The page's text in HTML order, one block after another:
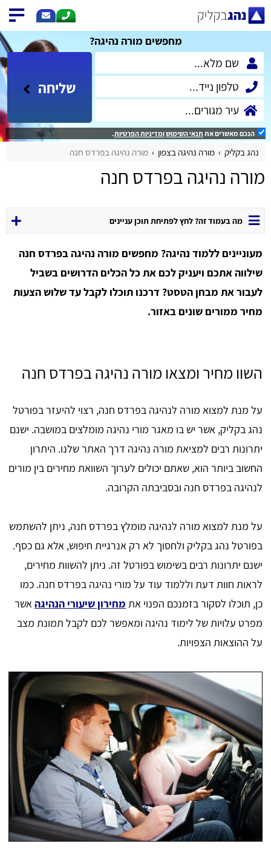
מחפשים מורה נהיגה?
שליחה
הנכם מאשרים את תנאי השימושומדיניות הפרטיות.
נהג בקליק מורה נהיגה בצפון מורה נהיגה בפרדס חנה
מורה נהיגה בפרדס חנה
מה בעמוד זה? לחץ לפתיחת תוכן עניינים
מעוניינים ללמוד נהיגה? מחפשים מורה נהיגה בפרדס חנה
שילווה אתכם ויעניק לכם את כל הכלים הדרושים בשביל
לעבור את מבחן הטסט? דרכנו תוכלו לקבל עד שלוש הצעות
מחיר ממורים שונים באזור.
השוו מחיר ומצאו מורה נהיגה בפרדס חנה
על מנת למצוא מורה לנהיגה בפרדס חנה, רצוי להיעזר בפורטל
נהג בקליק, אשר יש בו מאגר מורי נהיגה מומלצים במושבה. ישנם
יתרונות רבים למציאת מורה נהיגה דרך האתר שלנו. היתרון
החשוב ביותר הוא, שאתם יכולים לערוך השוואת מחירים בין מורים
לנהיגה בפרדס חנה ובסביבתה הקרובה.
על מנת למצוא מורה לנהיגה מומלץ בפרדס חנה, ניתן להשתמש
בפורטל נהג בקליק ולחסוך לא רק אנרגיית חיפוש, אלא גם כסף.
ישנם יתרונות רבים בשימוש בפורטל זה. ניתן להשוות מחירים,
לראות חוות דעת וללמוד עוד על מורי נהיגה בפרדס חנה. כמו
כן, תוכלו לסקור בזמנכם הפנוי את מחירון שיעורי הנהיגהאשר
מפרט עלויות של לימוד נהיגה ומאפשר לכם לקבל תמונת מצב
על ההוצאות הצפויות.